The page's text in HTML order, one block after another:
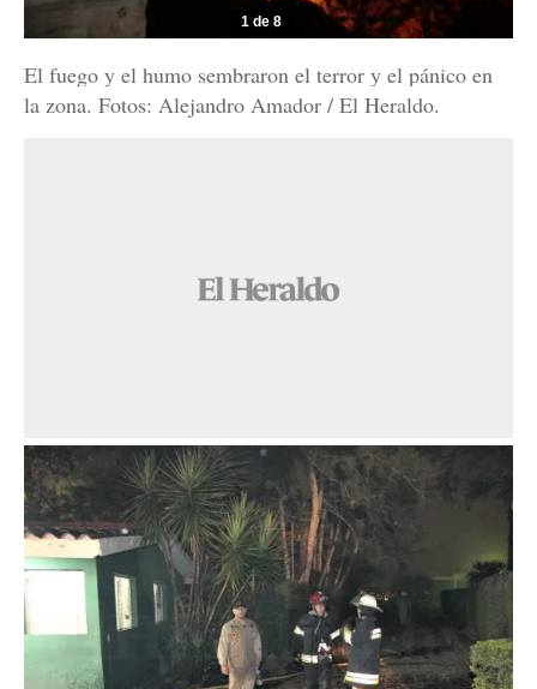
1 de 8
El fuego y el humo sembraron el terror y el pánico en
la zona. Fotos: Alejandro Amador / El Heraldo.